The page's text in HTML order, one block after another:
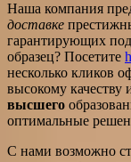
Наша компания
доставке
гарантирующих
образец? Посетите
несколько кликов
высокому качеству
высшего
оптимальные
С нами возможно